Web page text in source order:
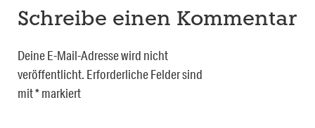
Schreibe einen Kommentar
Deine E-Mail-Adresse wird nicht
veröffentlicht. Erforderliche Felder sind
mit*markiert